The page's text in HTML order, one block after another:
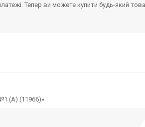
Тепер ви можете купити будь-який
(А) (11966)»